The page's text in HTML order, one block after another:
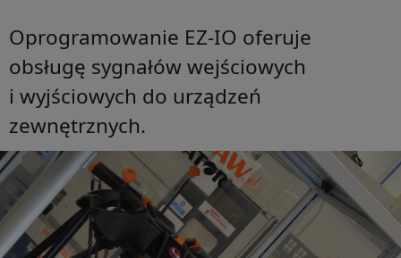
Oprogramowanie EZ-IO oferuje
obsługę sygnałów wejściowych
i wyjściowych do urządzeń
zewnętrznych.